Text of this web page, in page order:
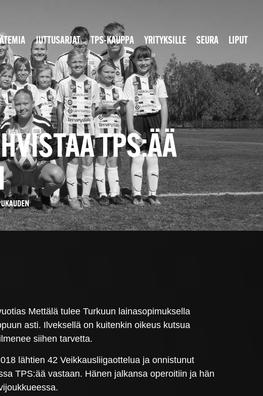
JUTTUSARJAT TPS-KAUPPA YRITYKSILLE SEURA LIPUT
TPS:ÄÄ
Mettälä tulee Turkuun lainasopimuksella
asti. Ilveksellä on kuitenkin oikeus kutsua
siihen tarvetta.
lähtien 42 Veikkausliigaottelua ja onnistunut
TPS:ää vastaan. Hänen jalkansa operoitiin ja hän